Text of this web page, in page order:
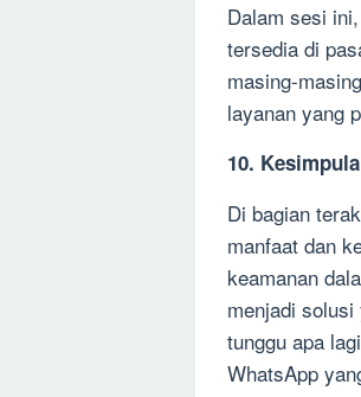
Dalam sesi
tersedia di
masing-
layanan yang
10.
Di bagian
manfaat dan
keamanan
menjadi
tunggu apa
WhatsApp